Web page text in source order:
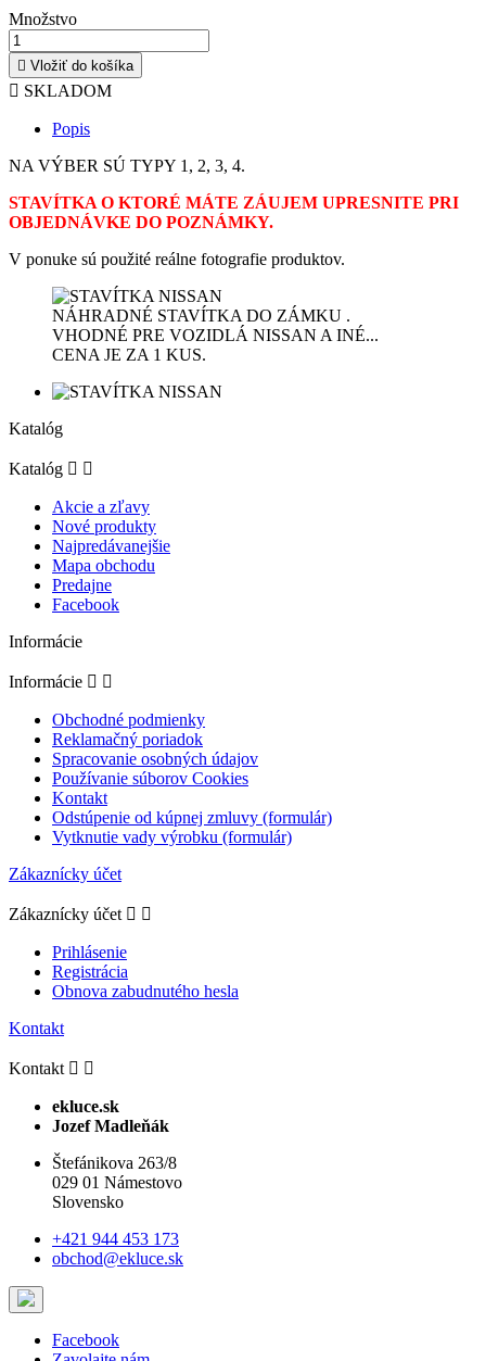
Množstvo
 Vložiť do košíka
 SKLADOM
Popis
NA VÝBER SÚ TYPY 1, 2, 3, 4.
STAVÍTKA O KTORÉ MÁTE ZÁUJEM UPRESNITE PRI
OBJEDNÁVKE DO POZNÁMKY.
V ponuke sú použité reálne fotografie produktov.
NÁHRADNÉ STAVÍTKA DO ZÁMKU .
VHODNÉ PRE VOZIDLÁ NISSAN A INÉ...
CENA JE ZA 1 KUS.
Katalóg
Katalóg  
Akcie a zľavy
Nové produkty
Najpredávanejšie
Mapa obchodu
Predajne
Facebook
Informácie
Informácie  
Obchodné podmienky
Reklamačný poriadok
Spracovanie osobných údajov
Používanie súborov Cookies
Kontakt
Odstúpenie od kúpnej zmluvy (formulár)
Vytknutie vady výrobku (formulár)
Zákaznícky účet
Zákaznícky účet  
Prihlásenie
Registrácia
Obnova zabudnutého hesla
Kontakt
Kontakt  
ekluce.sk
Jozef Madleňák
Štefánikova 263/8
029 01 Námestovo
Slovensko
+421 944 453 173
obchod@ekluce.sk
Facebook